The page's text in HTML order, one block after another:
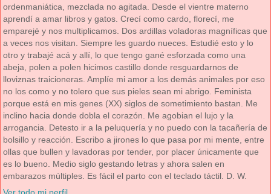
ordenmaniática, mezclada no agitada. Desde el vientre materno
aprendí a amar libros y gatos. Crecí como cardo, florecí, me
emparejé y nos multiplicamos. Dos ardillas voladoras magníficas que
a veces nos visitan. Siempre les guardo nueces. Estudié esto y lo
otro y trabajé acá y allí, lo que tengo gané esforzada como una
abeja, polen a polen hicimos castillo donde resguardarnos de
lloviznas traicioneras. Amplíe mi amor a los demás animales por eso
no los como y no tolero que sus pieles sean mi abrigo. Feminista
porque está en mis genes (XX) siglos de sometimiento bastan. Me
inclino hacia donde dobla el corazón. Me agobian el lujo y la
arrogancia. Detesto ir a la peluquería y no puedo con la tacañería de
bolsillo y reacción. Escribo a jirones lo que pasa por mi mente, entre
ollas que bullen y lavadoras por tender, por placer únicamente que
es lo bueno. Medio siglo gestando letras y ahora salen en
embarazos múltiples. Es fácil el parto con el teclado táctil. D. W.